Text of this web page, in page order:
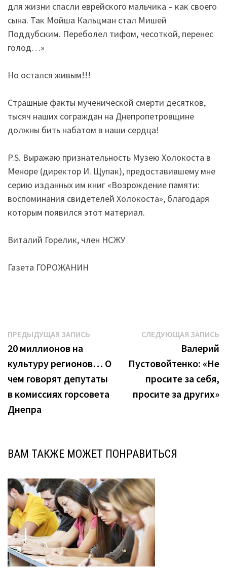
для жизни спасли еврейского мальчика – как своего
сына. Так Мойша Кальцман стал Мишей
Поддубским. Переболел тифом, чесоткой, перенес
голод…»
Но остался живым!!!
Страшные факты мученической смерти десятков,
тысяч наших сограждан на Днепропетровщине
должны бить набатом в наши сердца!
P.S. Выражаю признательность Музею Холокоста в
Меноре (директор И. Щупак), предоставившему мне
серию изданных им книг «Возрождение памяти:
воспоминания свидетелей Холокоста», благодаря
которым появился этот материал.
Виталий Горелик, член НСЖУ
Газета ГОРОЖАНИН
Навигация
по
записям
ПРЕДЫДУЩАЯ ЗАПИСЬ
20 миллионов на
культуру регионов… О
чем говорят депутаты
в комиссиях горсовета
Днепра
СЛЕДУЮЩАЯ ЗАПИСЬ
Валерий
Пустовойтенко: «Не
просите за себя,
просите за других»
ВАМ ТАКЖЕ МОЖЕТ ПОНРАВИТЬСЯ